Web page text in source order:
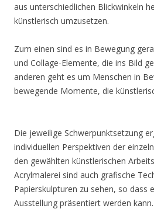
aus unterschiedlichen Blickwinkeln
künstlerisch umzusetzen.
Zum einen sind es in Bewegung
und Collage-Elemente, die ins Bild
anderen geht es um Menschen in
bewegende Momente, die
Die jeweilige Schwerpunktsetzung
individuellen Perspektiven der
den gewählten künstlerischen
Acrylmalerei sind auch grafische
Papierskulpturen zu sehen, so dass
Ausstellung präsentiert werden kann.